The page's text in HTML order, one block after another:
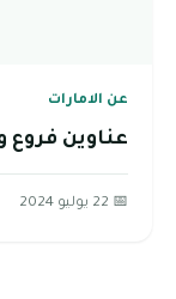
عن الامارات
عناوين
📅 22 يوليو 2024